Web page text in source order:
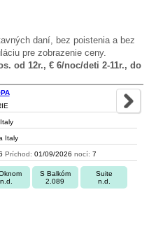
daní, bez poistenia a bez
pre zobrazenie ceny.
od 12r., € 6/noc/deti 2-11r., do
Italy
Príchod: 01/09/2026 nocí: 7
n.d.
S Balkóm
2.089
Suite
n.d.